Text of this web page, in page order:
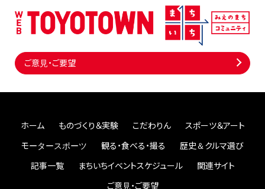
ご意見・ご要望
ホーム ものづくり＆実験 こだわりん
スポーツ＆アート
モータースポーツ
観る・食べる・撮る
歴史＆クルマ選び
記事一覧
まちいちイベントスケジュール
関連サイト
ご意見・ご要望